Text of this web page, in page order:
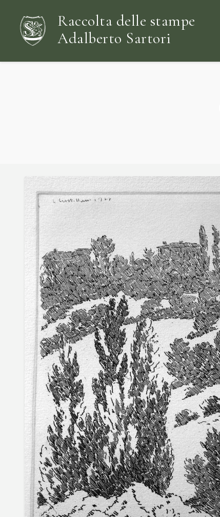
Raccolta delle stampe
Adalberto Sartori